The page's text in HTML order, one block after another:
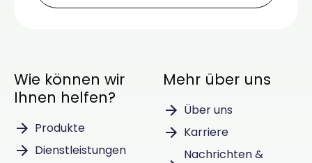
Wie können wir
Ihnen helfen?
Produkte
Dienstleistungen
Mehr über uns
Über uns
Karriere
Nachrichten &